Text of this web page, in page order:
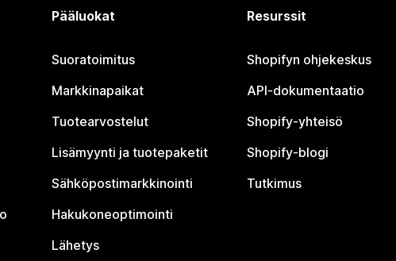
Pääluokat
Suoratoimitus
Markkinapaikat
Tuotearvostelut
Lisämyynti ja tuotepaketit
Sähköpostimarkkinointi
Hakukoneoptimointi
Lähetys
Resurssit
Shopifyn ohjekeskus
API-dokumentaatio
Shopify-yhteisö
Shopify-blogi
Tutkimus